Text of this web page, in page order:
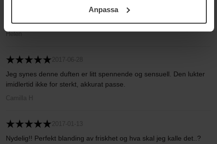
Anpassa
Helen
2017-06-28
Jeg synes denne duften er litt spennende og sensuell. Den lukter
imidlertid ikke for sterkt, akkurat passe.
Camilla H
2017-01-13
Nydelig!! Perfekt blanding av friskhet og hva skal jeg kalle det..?